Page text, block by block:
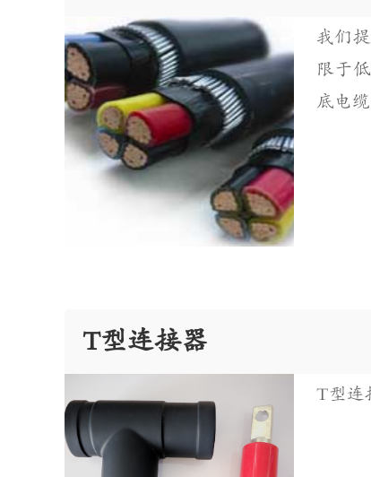
我们
限于
底电缆
T型连接器
T型连